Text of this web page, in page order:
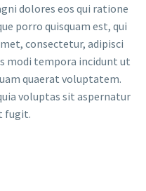
dolores eos qui ratione
porro quisquam est, qui
consectetur, adipisci
modi tempora incidunt ut
quaerat voluptatem.
voluptas sit aspernatur
fugit.